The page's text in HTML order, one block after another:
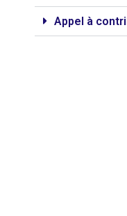
Appel à